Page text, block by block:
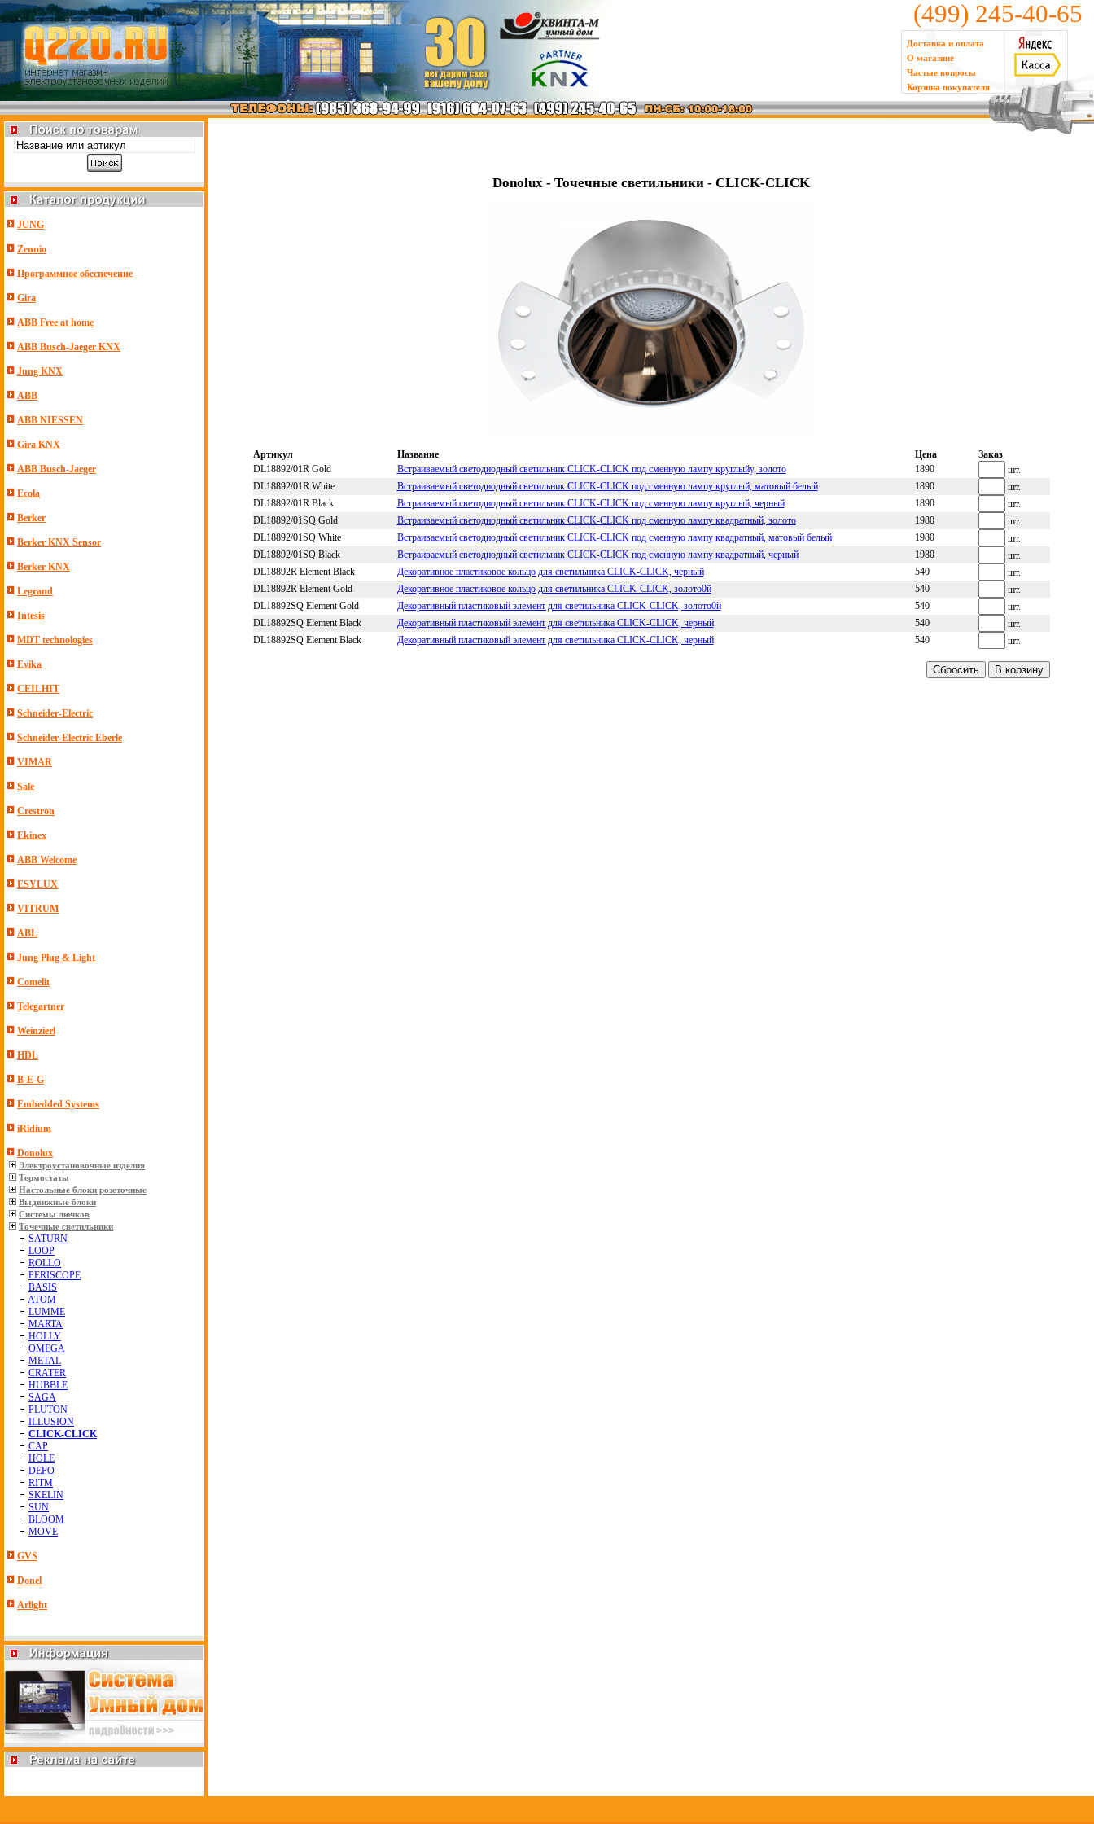
(499) 245-40-65
Доставка и оплата
О магазине
Частые вопросы
Корзина покупателя
JUNG
Zennio
Программное обеспечение
Gira
ABB Free at home
ABB Busch-Jaeger KNX
Jung KNX
ABB
ABB NIESSEN
Gira KNX
ABB Busch-Jaeger
Ecola
Berker
Berker KNX Sensor
Berker KNX
Legrand
Intesis
MDT technologies
Evika
CEILHIT
Schneider-Electric
Schneider-Electric Eberle
VIMAR
Sale
Crestron
Ekinex
ABB Welcome
ESYLUX
VITRUM
ABL
Jung Plug & Light
Comelit
Telegartner
Weinzierl
HDL
B-E-G
Embedded Systems
iRidium
Donolux
Электроустановочные изделия
Термостаты
Настольные блоки розеточные
Выдвижные блоки
Системы лючков
Точечные светильники
SATURN
LOOP
ROLLO
PERISCOPE
BASIS
ATOM
LUMME
MARTA
HOLLY
OMEGA
METAL
CRATER
HUBBLE
SAGA
PLUTON
ILLUSION
CLICK-CLICK
CAP
HOLE
DEPO
RITM
SKELIN
SUN
BLOOM
MOVE
GVS
Donel
Arlight
Donolux - Точечные светильники - CLICK-CLICK
Артикул Название Цена
Заказ
DL18892/01R Gold
Встраиваемый светодиодный светильник CLICK-CLICK под сменную лампу круглыйу, золото 1890
шт.
DL18892/01R White
Встраиваемый светодиодный светильник CLICK-CLICK под сменную лампу круглый, матовый белый 1890
шт.
DL18892/01R Black
Встраиваемый светодиодный светильник CLICK-CLICK под сменную лампу круглый, черный 1890
шт.
DL18892/01SQ Gold
Встраиваемый светодиодный светильник CLICK-CLICK под сменную лампу квадратный, золото 1980
шт.
DL18892/01SQ White
Встраиваемый светодиодный светильник CLICK-CLICK под сменную лампу квадратный, матовый белый 1980
шт.
DL18892/01SQ Black
Встраиваемый светодиодный светильник CLICK-CLICK под сменную лампу квадратный, черный 1980
шт.
DL18892R Element Black
Декоративное пластиковое кольцо для светильника CLICK-CLICK, черный 540
шт.
DL18892R Element Gold
Декоративное пластиковое кольцо для светильника CLICK-CLICK, золото0й 540
шт.
DL18892SQ Element Gold
Декоративный пластиковый элемент для светильника CLICK-CLICK, золото0й 540
шт.
DL18892SQ Element Black
Декоративный пластиковый элемент для светильника CLICK-CLICK, черный 540
шт.
DL18892SQ Element Black
Декоративный пластиковый элемент для светильника CLICK-CLICK, черный 540 шт.